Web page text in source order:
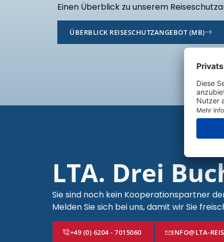
Einen Überblick zu unserem
ÜBERBLICK REISESCHUTZANGEBOT (MB)
LTA. Drei
Sie sind noch kein Kooperationspartner
Melden Sie sich bei uns, damit wir Sie
+49 (0) 6204 - 7015060 INFO@LTA-